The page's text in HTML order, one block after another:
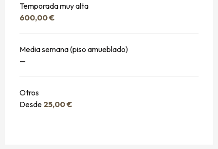
Temporada muy alta
600,00 €
Media semana (piso amueblado)
—
Otros
Desde 25,00 €